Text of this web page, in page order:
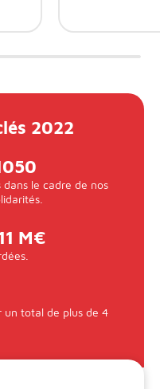
2022
le cadre de nos
M€
un total de plus de 4